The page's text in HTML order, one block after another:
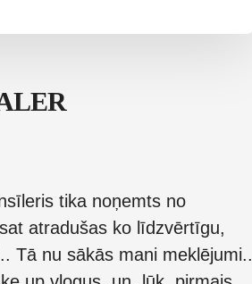
tika noņemts no
atradušas ko līdzvērtīgu,
Tā nu sākās mani meklējumi..